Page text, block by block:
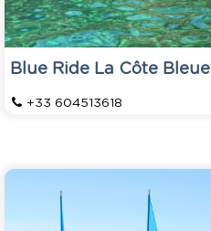
Blue Ride La Côte Bleue
+33 604513618